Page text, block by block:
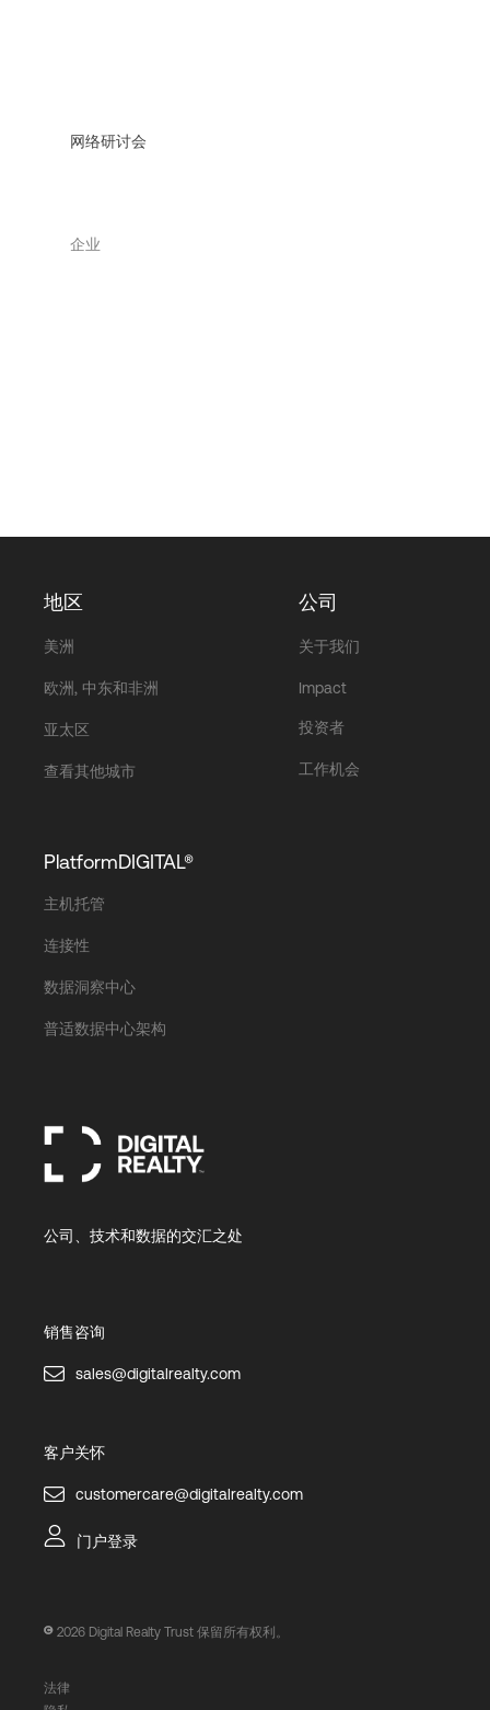
网络研讨会
企业
地区
美洲
欧洲, 中东和非洲
亚太区
查看其他城市
公司
关于我们
Impact
投资者
工作机会
PlatformDIGITAL®
主机托管
连接性
数据洞察中心
普适数据中心架构
公司、技术和数据的交汇之处
销售咨询
sales@digitalrealty.com
客户关怀
customercare@digitalrealty.com
门户登录
2026 Digital Realty Trust 保留所有权利。
法律